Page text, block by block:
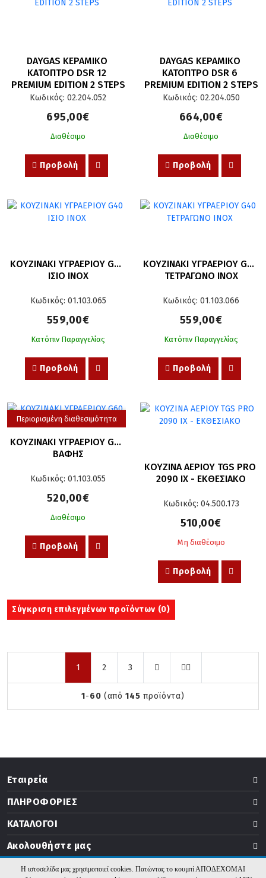
DAYGAS ΚΕΡΑΜΙΚΟ
ΚΑΤΟΠΤΡΟ DSR 12
PREMIUM EDITION 2 STEPS
Κωδικός: 02.204.052
695,00€
Διαθέσιμο
Προβολή
DAYGAS ΚΕΡΑΜΙΚΟ
ΚΑΤΟΠΤΡΟ DSR 6
PREMIUM EDITION 2 STEPS
Κωδικός: 02.204.050
664,00€
Διαθέσιμο
Προβολή
ΚΟΥΖΙΝΑΚΙ ΥΓΡΑΕΡΙΟΥ G40
ΙΣΙΟ INOX
Κωδικός: 01.103.065
559,00€
Κατόπιν Παραγγελίας
Προβολή
ΚΟΥΖΙΝΑΚΙ ΥΓΡΑΕΡΙΟΥ G40
ΤΕΤΡΑΓΩΝΟ INOX
Κωδικός: 01.103.066
559,00€
Κατόπιν Παραγγελίας
Προβολή
Περιορισμένη διαθεσιμότητα
ΚΟΥΖΙΝΑΚΙ ΥΓΡΑΕΡΙΟΥ G60
ΒΑΦΗΣ
Κωδικός: 01.103.055
520,00€
Διαθέσιμο
Προβολή
ΚΟΥΖΙΝΑ ΑΕΡΙΟΥ TGS PRO
2090 IX - ΕΚΘΕΣΙΑΚΟ
Κωδικός: 04.500.173
510,00€
Μη διαθέσιμο
Προβολή
Σύγκριση επιλεγμένων προϊόντων (0)
1 2 3
ΕπόμενηΤελευταία
1-60 (από145 προϊόντα)
Εταιρεία
ΠΛΗΡΟΦΟΡΙΕΣ
ΚΑΤΑΛΟΓΟΙ
Ακολουθήστε μας
Η ιστοσελίδα μας χρησιμοποιεί cookies. Πατώντας το κουμπί ΑΠΟΔΕΧΟΜΑΙ